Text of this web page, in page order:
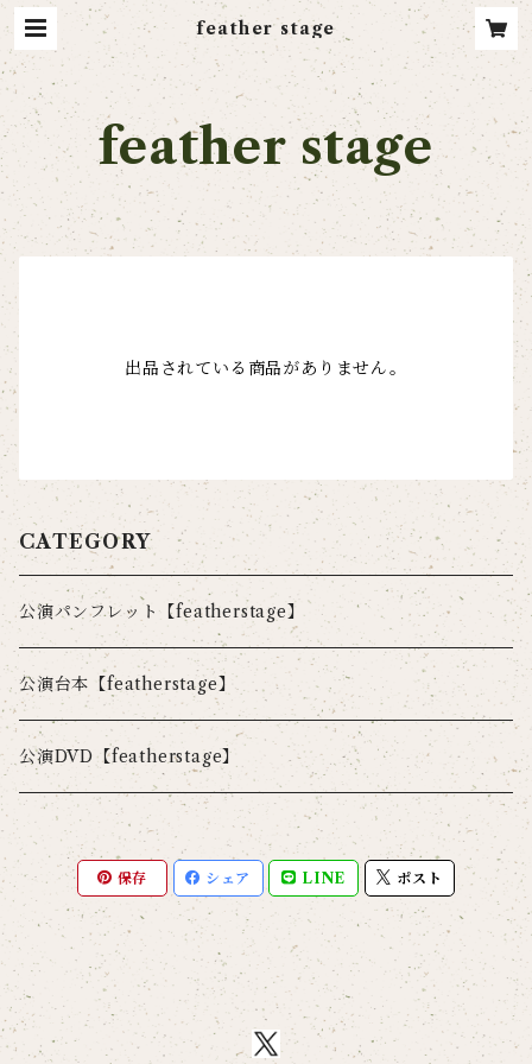
feather stage
feather stage
出品されている商品がありません。
CATEGORY
公演パンフレット【featherstage】
公演台本【featherstage】
公演DVD【featherstage】
保存 シェア LINE ポスト